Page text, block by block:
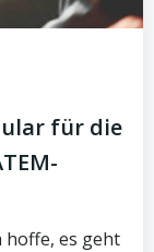
für die
hoffe, es geht